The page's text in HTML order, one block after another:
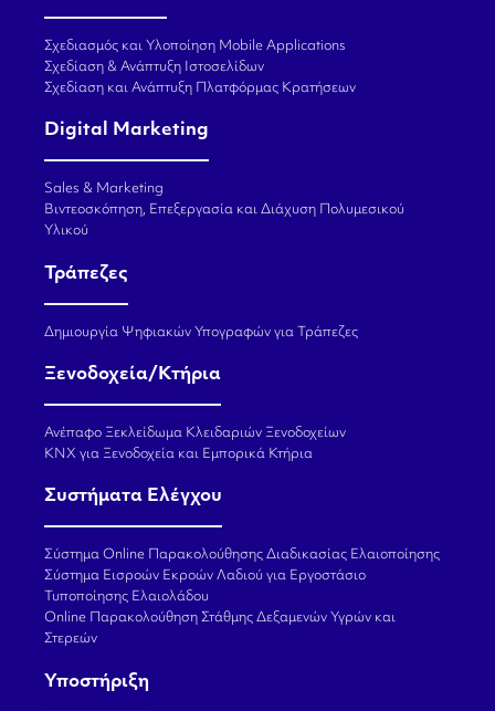
Σχεδιασμός και Υλοποίηση Mobile Applications
Σχεδίαση & Ανάπτυξη Ιστοσελίδων
Σχεδίαση και Ανάπτυξη Πλατφόρμας Κρατήσεων
Digital Marketing
Sales & Marketing
Βιντεοσκόπηση, Επεξεργασία και Διάχυση Πολυμεσικού
Υλικού
Τράπεζες
Δημιουργία Ψηφιακών Υπογραφών για Τράπεζες
Ξενοδοχεία/Κτήρια
Ανέπαφο Ξεκλείδωμα Κλειδαριών Ξενοδοχείων
KNX για Ξενοδοχεία και Εμπορικά Κτήρια
Συστήματα Ελέγχου
Σύστημα Online Παρακολούθησης Διαδικασίας Ελαιοποίησης
Σύστημα Εισροών Εκροών Λαδιού για Εργοστάσιο
Τυποποίησης Ελαιολάδου
Online Παρακολούθηση Στάθμης Δεξαμενών Υγρών και
Στερεών
Υποστήριξη